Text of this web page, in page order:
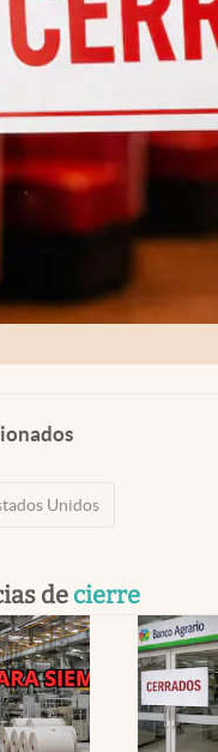
Unidos
de cierre